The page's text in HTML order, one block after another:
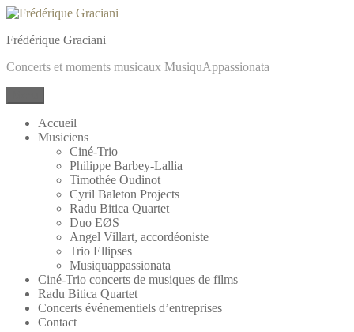
Frédérique Graciani
Concerts et moments musicaux MusiquAppassionata
Accueil
Musiciens
Ciné-Trio
Philippe Barbey-Lallia
Timothée Oudinot
Cyril Baleton Projects
Radu Bitica Quartet
Duo EØS
Angel Villart, accordéoniste
Trio Ellipses
Musiquappassionata
Ciné-Trio concerts de musiques de films
Radu Bitica Quartet
Concerts événementiels d’entreprises
Contact